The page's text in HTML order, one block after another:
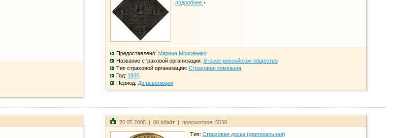
подробнее
Предоставлено: Марина Моисеенко
Название страховой организации: Второе российское общество
Тип страховой организации: Страховая компания
Год: 1835
Период: До революции
20.05.2008 | 80 Кбайт | просмотров: 5030
Тип: Страховая доска (оригинальная)